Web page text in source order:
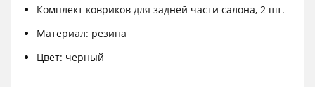
Комплект ковриков для задней части салона, 2 шт.
Материал: резина
Цвет: черный